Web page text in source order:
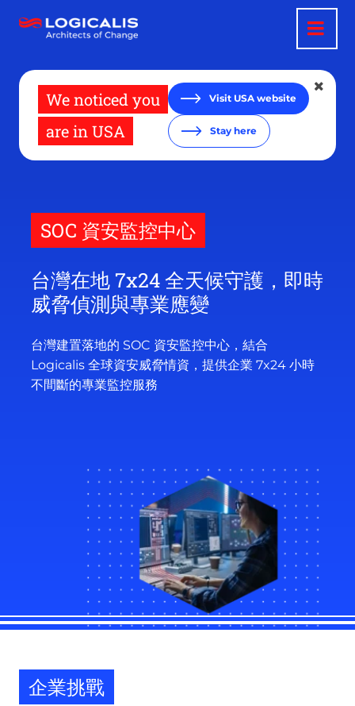
We noticed you
are in USA
Visit USA website
Stay here
SOC 資安監控中心
台灣在地 7x24 全天候守護，即時
威脅偵測與專業應變
台灣建置落地的 SOC 資安監控中心，結合
Logicalis 全球資安威脅情資，提供企業 7x24 小時
不間斷的專業監控服務
企業挑戰